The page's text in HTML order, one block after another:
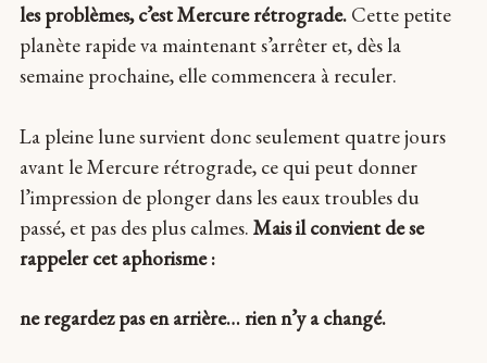
les problèmes, c’est Mercure rétrograde.Cette petite
planète rapide va maintenant s’arrêter et, dès la
semaine prochaine, elle commencera à reculer.
La pleine lune survient donc seulement quatre jours
avant le Mercure rétrograde, ce qui peut donner
l’impression de plonger dans les eaux troubles du
passé, et pas des plus calmes. Mais il convient de se
rappeler cet aphorisme :
ne regardez pas en arrière… rien n’y a changé.